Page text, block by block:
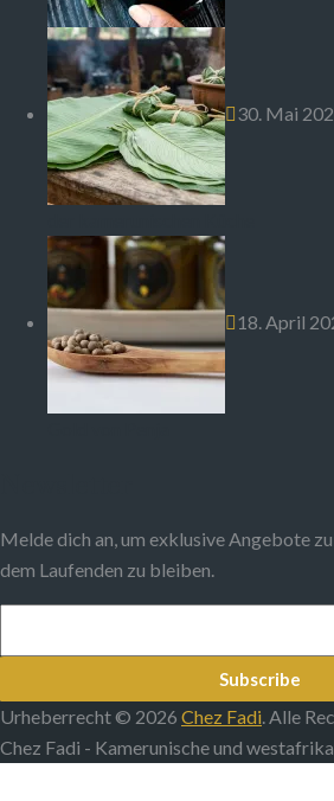
30. Mai
18. April
Melde dich an, um exklusive Angebote
dem Laufenden zu bleiben.
Subscribe
Urheberrecht © 2026 Chez Fadi. Alle
Chez Fadi - Kamerunische und